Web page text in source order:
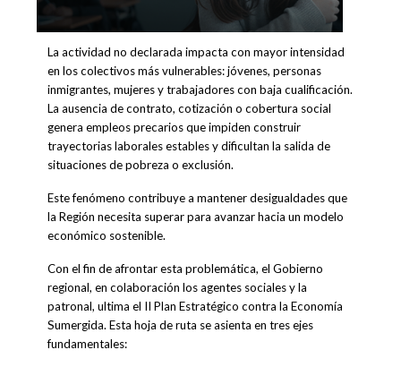
La actividad no declarada impacta con mayor intensidad
en los colectivos más vulnerables: jóvenes, personas
inmigrantes, mujeres y trabajadores con baja cualificación.
La ausencia de contrato, cotización o cobertura social
genera empleos precarios que impiden construir
trayectorias laborales estables y dificultan la salida de
situaciones de pobreza o exclusión.
Este fenómeno contribuye a mantener desigualdades que
la Región necesita superar para avanzar hacia un modelo
económico sostenible.
Con el fin de afrontar esta problemática, el Gobierno
regional, en colaboración los agentes sociales y la
patronal, ultima el II Plan Estratégico contra la Economía
Sumergida. Esta hoja de ruta se asienta en tres ejes
fundamentales: